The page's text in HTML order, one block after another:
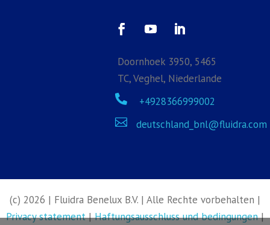
Doornhoek 3950, 5465
TC, Veghel, Niederlande
 +4928366999002
 deutschland_bnl@fluidra.com
(c) 2026 | Fluidra Benelux B.V. | Alle Rechte vorbehalten |
Privacy statement|Haftungsausschluss und bedingungen|